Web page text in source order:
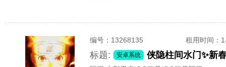
编号： 13268135 租用时间 ：
标题: 安卓系统